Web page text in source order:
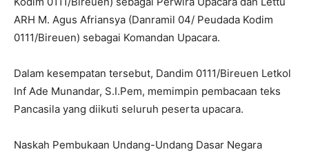
ARH M. Agus Afriansya (Danramil 04/ Peudada Kodim
0111/Bireuen) sebagai Komandan Upacara.
Dalam kesempatan tersebut, Dandim 0111/Bireuen Letkol
Inf Ade Munandar, S.I.Pem, memimpin pembacaan teks
Pancasila yang diikuti seluruh peserta upacara.
Naskah Pembukaan Undang-Undang Dasar Negara